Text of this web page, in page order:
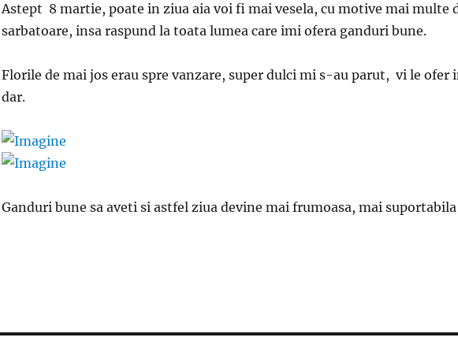
Astept 8 martie, poate in ziua aia voi fi mai vesela, cu motive mai multe
sarbatoare, insa raspund la toata lumea care imi ofera ganduri bune.
Florile de mai jos erau spre vanzare, super dulci mi s-au parut, vi le ofer
dar.
Ganduri bune sa aveti si astfel ziua devine mai frumoasa, mai suportabila